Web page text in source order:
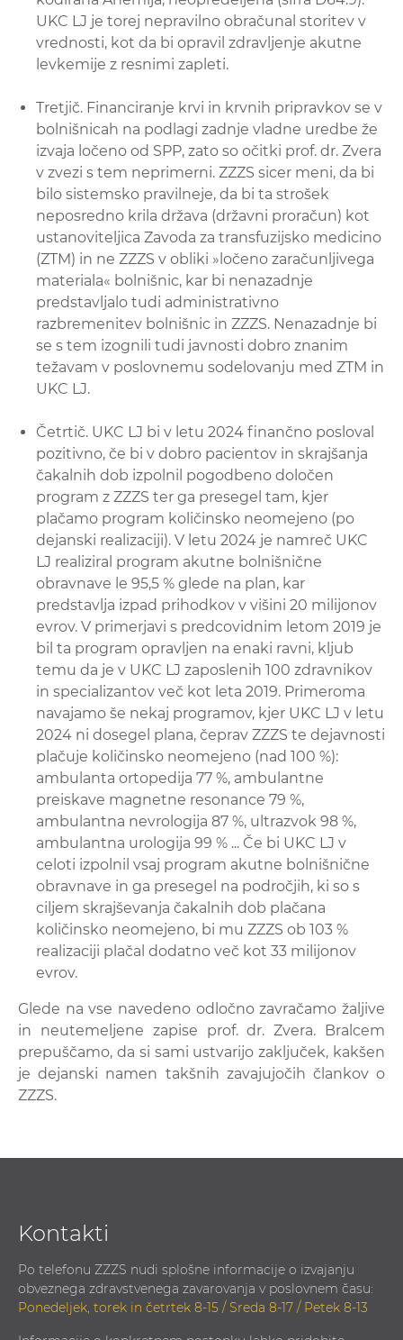
UKC LJ je torej nepravilno obračunal storitev v
vrednosti, kot da bi opravil zdravljenje akutne
levkemije z resnimi zapleti.
Tretjič. Financiranje krvi in krvnih pripravkov se v
bolnišnicah na podlagi zadnje vladne uredbe že
izvaja ločeno od SPP, zato so očitki prof. dr. Zvera
v zvezi s tem neprimerni. ZZZS sicer meni, da bi
bilo sistemsko pravilneje, da bi ta strošek
neposredno krila država (državni proračun) kot
ustanoviteljica Zavoda za transfuzijsko medicino
(ZTM) in ne ZZZS v obliki »ločeno zaračunljivega
materiala« bolnišnic, kar bi nenazadnje
predstavljalo tudi administrativno
razbremenitev bolnišnic in ZZZS. Nenazadnje bi
se s tem izognili tudi javnosti dobro znanim
težavam v poslovnemu sodelovanju med ZTM in
UKC LJ.
Četrtič. UKC LJ bi v letu 2024 finančno posloval
pozitivno, če bi v dobro pacientov in skrajšanja
čakalnih dob izpolnil pogodbeno določen
program z ZZZS ter ga presegel tam, kjer
plačamo program količinsko neomejeno (po
dejanski realizaciji). V letu 2024 je namreč UKC
LJ realiziral program akutne bolnišnične
obravnave le 95,5 % glede na plan, kar
predstavlja izpad prihodkov v višini 20 milijonov
evrov. V primerjavi s predcovidnim letom 2019 je
bil ta program opravljen na enaki ravni, kljub
temu da je v UKC LJ zaposlenih 100 zdravnikov
in specializantov več kot leta 2019. Primeroma
navajamo še nekaj programov, kjer UKC LJ v letu
2024 ni dosegel plana, čeprav ZZZS te dejavnosti
plačuje količinsko neomejeno (nad 100 %):
ambulanta ortopedija 77 %, ambulantne
preiskave magnetne resonance 79 %,
ambulantna nevrologija 87 %, ultrazvok 98 %,
ambulantna urologija 99 % ... Če bi UKC LJ v
celoti izpolnil vsaj program akutne bolnišnične
obravnave in ga presegel na področjih, ki so s
ciljem skrajševanja čakalnih dob plačana
količinsko neomejeno, bi mu ZZZS ob 103 %
realizaciji plačal dodatno več kot 33 milijonov
evrov.
Glede na vse navedeno odločno zavračamo žaljive
in neutemeljene zapise prof. dr. Zvera. Bralcem
prepuščamo, da si sami ustvarijo zaključek, kakšen
je dejanski namen takšnih zavajujočih člankov o
ZZZS.
Kontakti
Po telefonu ZZZS nudi splošne informacije o izvajanju
obveznega zdravstvenega zavarovanja v poslovnem času:
Ponedeljek, torek in četrtek 8-15 / Sreda 8-17 / Petek 8-13